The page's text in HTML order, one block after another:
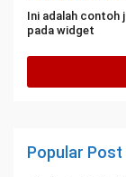
Ini adalah contoh
pada widget
Popular Post